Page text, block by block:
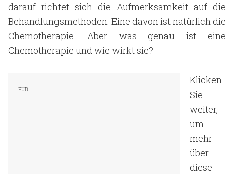
darauf richtet sich die Aufmerksamkeit auf die
Behandlungsmethoden. Eine davon ist natürlich die
Chemotherapie. Aber was genau ist eine
Chemotherapie und wie wirkt sie?
Klicken
Sie
weiter,
um
mehr
über
diese